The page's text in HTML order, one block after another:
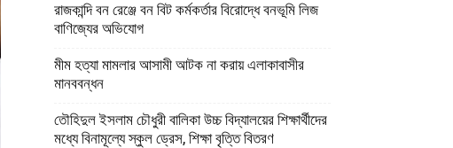
রাজকান্দি বন রেঞ্জে বন বিট কর্মকর্তার বিরোদ্ধে বনভূমি লিজ
বাণিজ্যের অভিযোগ
মীম হত্যা মামলার আসামী আটক না করায় এলাকাবাসীর
মানববন্ধন
তৌহিদুল ইসলাম চৌধুরী বালিকা উচ্চ বিদ্যালয়ের শিক্ষার্থীদের
মধ্যে বিনামূল্যে স্কুল ড্রেস, শিক্ষা বৃত্তি বিতরণ